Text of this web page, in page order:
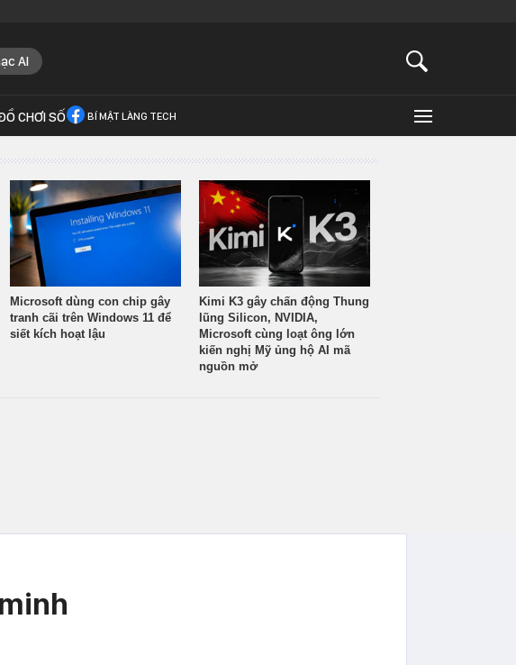
AI
CHƠI SỐ BÍ MẬT LÀNG TECH
Microsoft dùng con chip gây
tranh cãi trên Windows 11 để
siết kích hoạt lậu
Kimi K3 gây chấn động Thung
lũng Silicon, NVIDIA,
Microsoft cùng loạt ông lớn
kiến nghị Mỹ ủng hộ AI mã
nguồn mở